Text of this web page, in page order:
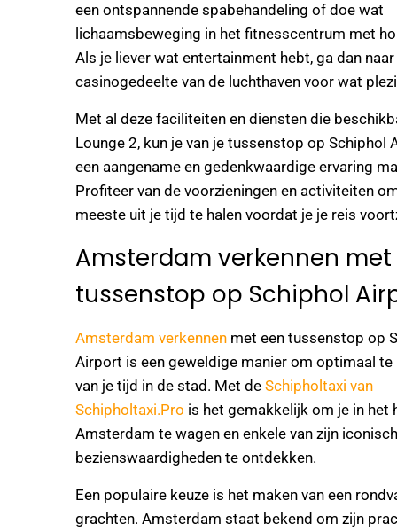
een ontspannende spabehandeling of doe wat
lichaamsbeweging in het fitnesscentrum met
Als je liever wat entertainment hebt, ga dan
casinogedeelte van de luchthaven voor wat
Met al deze faciliteiten en diensten die
Lounge 2, kun je van je tussenstop op Schiphol
een aangename en gedenkwaardige ervaring
Profiteer van de voorzieningen en activiteiten
meeste uit je tijd te halen voordat je je reis
Amsterdam verkennen
tussenstop op Schiphol
Amsterdam verkennen met een tussenstop op
Airport is een geweldige manier om optimaal
van je tijd in de stad. Met de Schipholtaxi van
Schipholtaxi.Pro is het gemakkelijk om je in het
Amsterdam te wagen en enkele van zijn
bezienswaardigheden te ontdekken.
Een populaire keuze is het maken van een
grachten. Amsterdam staat bekend om zijn